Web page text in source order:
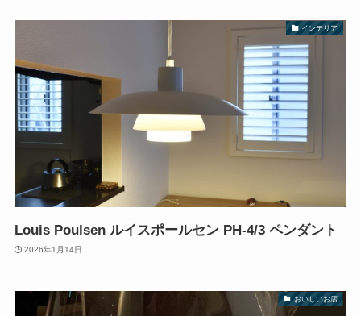
インテリア
Louis Poulsen ルイスポールセン PH-4/3 ペンダント
2026年1月14日
おいしいお店